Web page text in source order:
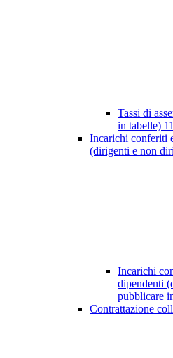
Tassi di
in tabelle) 11
Incarichi conferiti
(dirigenti e non
Incarichi
dipendenti
pubblicare
Contrattazione